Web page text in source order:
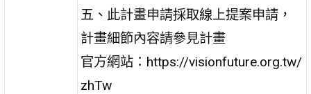
五、此計畫申請採取線上提案申請，
計畫細節內容請參見計畫
官方網站：https://visionfuture.org.tw/
zhTw